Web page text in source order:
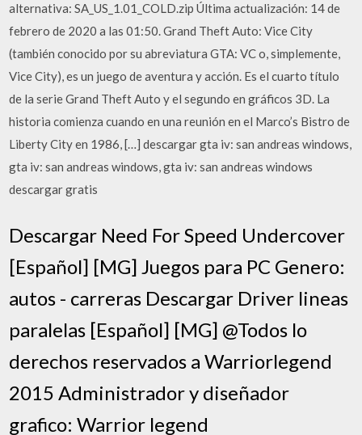
alternativa: SA_US_1.01_COLD.zip Última actualización: 14 de
febrero de 2020 a las 01:50. Grand Theft Auto: Vice City
(también conocido por su abreviatura GTA: VC o, simplemente,
Vice City), es un juego de aventura y acción. Es el cuarto título
de la serie Grand Theft Auto y el segundo en gráficos 3D. La
historia comienza cuando en una reunión en el Marco’s Bistro de
Liberty City en 1986, […] descargar gta iv: san andreas windows,
gta iv: san andreas windows, gta iv: san andreas windows
descargar gratis
Descargar Need For Speed Undercover
[Español] [MG] Juegos para PC Genero:
autos - carreras Descargar Driver lineas
paralelas [Español] [MG] @Todos lo
derechos reservados a Warriorlegend
2015 Administrador y diseñador
grafico: Warrior legend